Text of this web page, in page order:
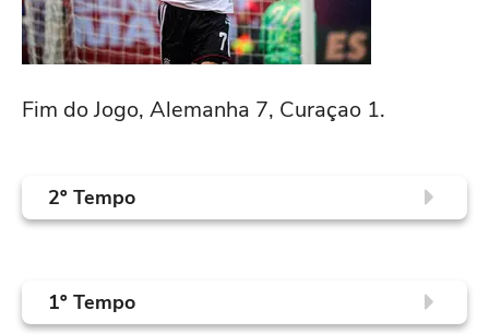
Fim do Jogo, Alemanha 7, Curaçao 1.
2º Tempo
1.
1º Tempo